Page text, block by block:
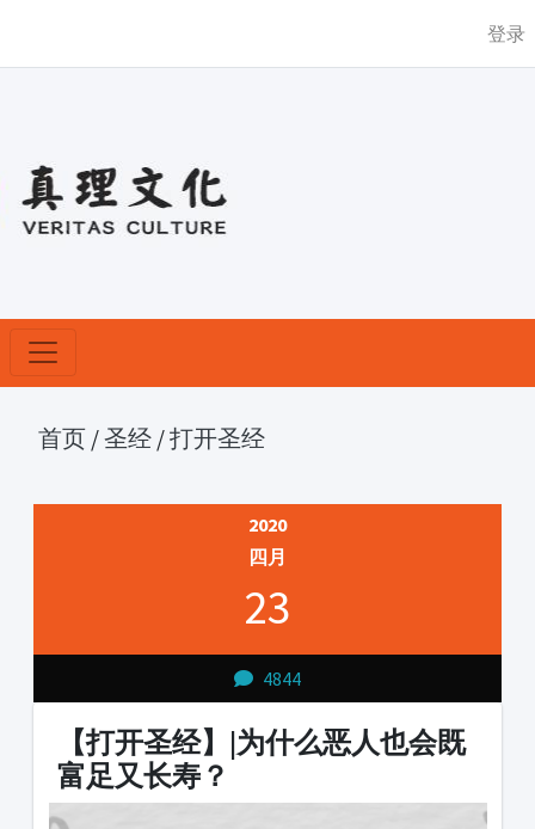
登录
首页 /圣经 /打开圣经
2020
四月
23
4844
【打开圣经】|为什么恶人也会既
富足又长寿？
Video